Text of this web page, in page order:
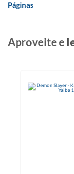
Páginas
Aproveite e